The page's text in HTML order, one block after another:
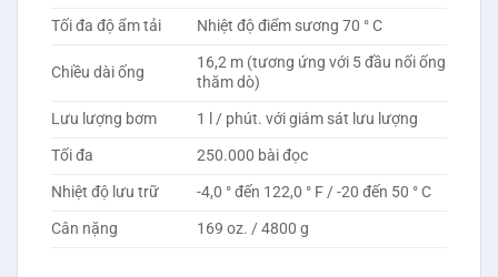
Tối đa độ ẩm tải
Nhiệt độ điểm sương 70 ° C
Chiều dài ống
16,2 m (tương ứng với 5 đầu nối ống
thăm dò)
Lưu lượng bơm
1 l / phút. với giám sát lưu lượng
Tối đa
250.000 bài đọc
Nhiệt độ lưu trữ
-4,0 ° đến 122,0 ° F / -20 đến 50 ° C
Cân nặng
169 oz. / 4800 g